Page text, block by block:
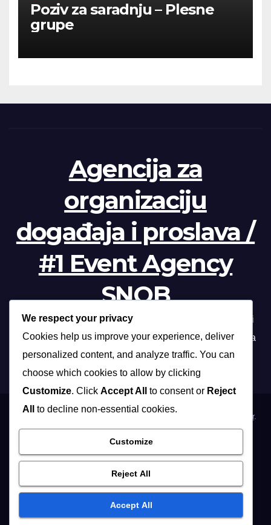
Poziv za saradnju – Plesne
grupe
Agencija za
organizaciju
događaja i proslava /
#1 Event Agency
SNOB
Profesionalna organizacija događanja /// Beograd, Novi
Sad, Niš, Kopaonik, Zlatibor, Vrnjačka banja, Sokobanja
Themeansar.
Organizacija poslovnih događaja
Organizacija privatnih proslava
Muzičari i dj-evi Hostese Fotografisanje
REFERENCE / KLIJENTI KONTAKT / IMPRESSUM English
We respect your privacy
Cookies help us improve your experience, deliver
personalized content, and analyze traffic. You can
choose which cookies to allow by clicking
Customize. Click Accept All to consent or Reject
All
to decline non-essential cookies.
Customize
Reject All
Accept All